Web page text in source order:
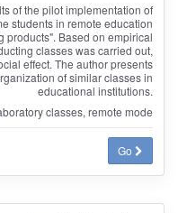
of the pilot implementation of
students in remote education
products". Based on empirical
classes was carried out,
effect. The author presents
of similar classes in
educational institutions.
classes, remote mode
Go